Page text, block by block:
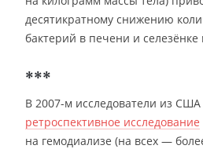
десятикратному снижению
бактерий в печени и
***
В 2007-м исследователи из
ретроспективное исследование
на гемодиализе (на всех —